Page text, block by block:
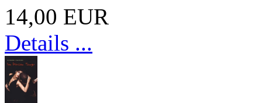
14,00 EUR
Details ...